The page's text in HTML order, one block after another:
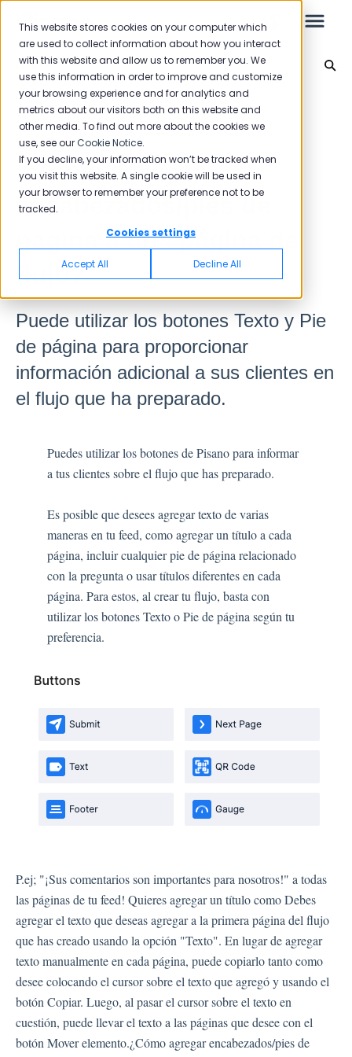
This website stores cookies on your computer which
are used to collect information about how you interact
with this website and allow us to remember you. We
use this information in order to improve and customize
your browsing experience and for analytics and
metrics about our visitors both on this website and
other media. To find out more about the cookies we
use, see ourCookie Notice.
If you decline, your information won’t be tracked when
you visit this website. A single cookie will be used in
your browser to remember your preference not to be
tracked.
Cookies settings
Accept All Decline All
Botones
Leo
Guía de inicio
Bandeja de entrada
Spam
Comentario
Flujos
Tipos de Preguntas
Tipos de Preguntas Preguntas Frecuentes
Páginas de flujo
Canales
Canal de Enlace
Automatización
Volver al inicio
¿Cómo agregar
encabezados/pies de
página a una página de
flujo?
Puede utilizar los botones Texto y Pie
de página para proporcionar
información adicional a sus clientes en
el flujo que ha preparado.
Puedes utilizar los botones de Pisano para informar
a tus clientes sobre el flujo que has preparado.
Es posible que desees agregar texto de varias
maneras en tu feed, como agregar un título a cada
página, incluir cualquier pie de página relacionado
con la pregunta o usar títulos diferentes en cada
página. Para estos, al crear tu flujo, basta con
utilizar los botones Texto o Pie de página según tu
preferencia.
P.ej; "¡Sus comentarios son importantes para nosotros!" a todas
las páginas de tu feed! Quieres agregar un título como Debes
agregar el texto que deseas agregar a la primera página del flujo
que has creado usando la opción "Texto". En lugar de agregar
texto manualmente en cada página, puede copiarlo tanto como
desee colocando el cursor sobre el texto que agregó y usando el
botón Copiar. Luego, al pasar el cursor sobre el texto en
cuestión, puede llevar el texto a las páginas que desee con el
botón Mover elemento.¿Cómo agregar encabezados/pies de